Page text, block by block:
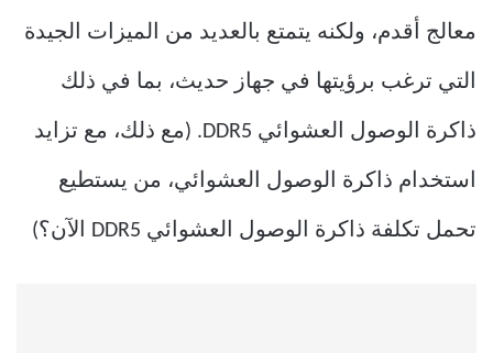
معالج أقدم، ولكنه يتمتع بالعديد من الميزات الجيدة
التي ترغب برؤيتها في جهاز حديث، بما في ذلك
ذاكرة الوصول العشوائي DDR5. (مع ذلك، مع تزايد
استخدام ذاكرة الوصول العشوائي، من يستطيع
تحمل تكلفة ذاكرة الوصول العشوائي DDR5 الآن؟)